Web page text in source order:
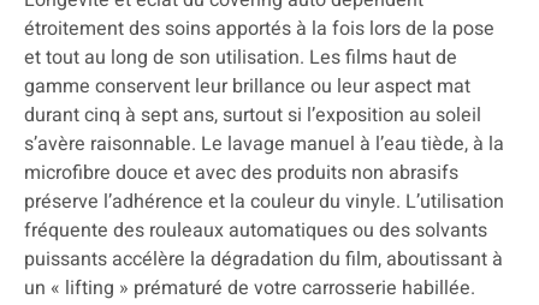
étroitement des soins apportés à la fois lors de la pose
et tout au long de son utilisation. Les films haut de
gamme conservent leur brillance ou leur aspect mat
durant cinq à sept ans, surtout si l’exposition au soleil
s’avère raisonnable. Le lavage manuel à l’eau tiède, à la
microfibre douce et avec des produits non abrasifs
préserve l’adhérence et la couleur du vinyle. L’utilisation
fréquente des rouleaux automatiques ou des solvants
puissants accélère la dégradation du film, aboutissant à
un « lifting » prématuré de votre carrosserie habillée.